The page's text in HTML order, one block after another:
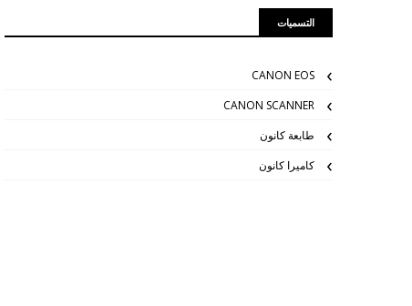
التسميات
CANON EOS
CANON SCANNER
طابعة كانون
كاميرا كانون